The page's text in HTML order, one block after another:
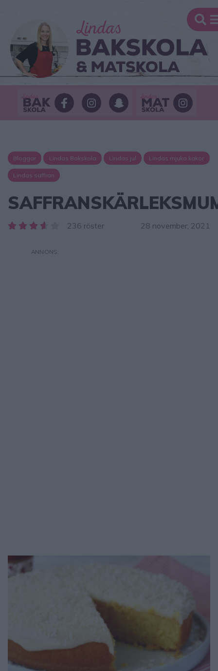
Bloggar Lindas Bakskola Lindas jul Lindas mjuka kakor
Lindas saffran
236 röster 28 november, 2021